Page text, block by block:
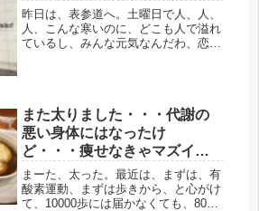
けました。
昨日は、表参道へ。土曜日で人、人、
人、こんな寒いのに、どこも人で溢れ
ているし、みんな元気なんだわ、恋
もあ...
また太りました・・・代謝の
悪い身体にはなったけ
ど・・・痩せなきゃマズイで
しょ。
まーた、太った。最近は、まずは、有
酸素運動、まずは歩きから、と心がけ
て、10000歩には届かなくても、8000